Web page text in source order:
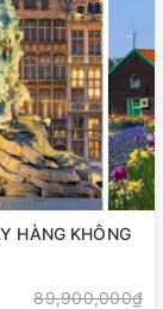
89,900,000₫